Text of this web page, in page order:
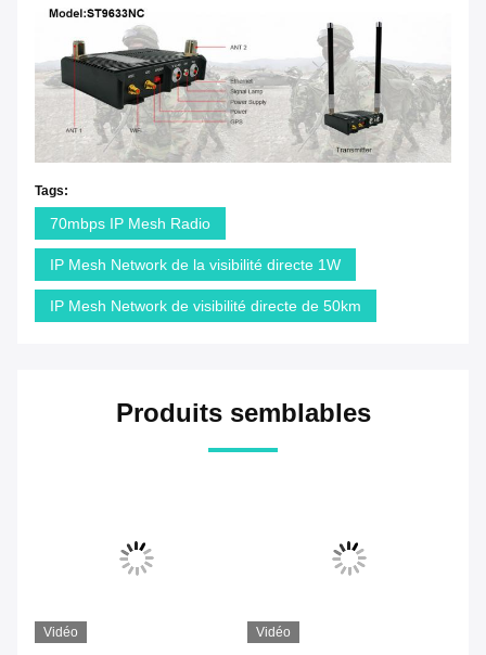
Tags:
70mbps IP Mesh Radio
IP Mesh Network de la visibilité directe 1W
IP Mesh Network de visibilité directe de 50km
Produits semblables
Vidéo Vidéo